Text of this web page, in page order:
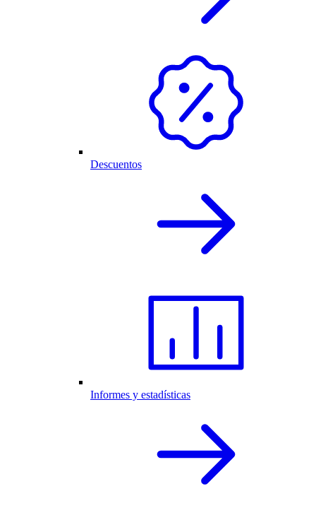
Descuentos
Informes y estadísticas